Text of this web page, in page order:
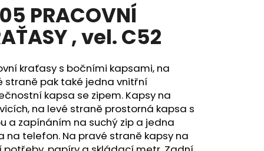
PRACOVNÍ
, vel. C52
kraťasy s bočními kapsami, na
straně pak také jedna vnitřní
kapsa se zipem. Kapsy na
na levé straně prostorná kapsa s
a zapínáním na suchý zip a jedna
na telefon. Na pravé straně kapsy na
BUNDA,